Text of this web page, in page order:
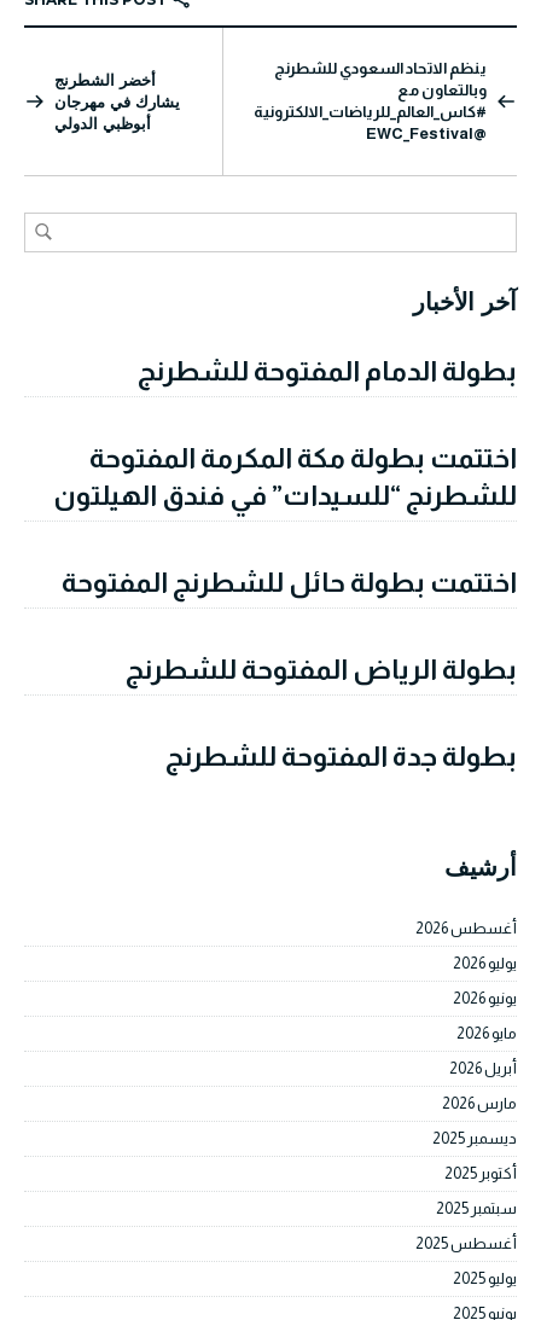
ينظم الاتحاد السعودي للشطرنج
وبالتعاون مع
#كاس_العالم_للرياضات_الالكترونية
@EWC_Festival
أخضر الشطرنج
يشارك في مهرجان
أبوظبي الدولي
آخر الأخبار
بطولة الدمام المفتوحة للشطرنج
اختتمت بطولة مكة المكرمة المفتوحة
للشطرنج “للسيدات” في فندق الهيلتون
اختتمت بطولة حائل للشطرنج المفتوحة
بطولة الرياض المفتوحة للشطرنج
بطولة جدة المفتوحة للشطرنج
أرشيف
أغسطس 2026
يوليو 2026
يونيو 2026
مايو 2026
أبريل 2026
مارس 2026
ديسمبر 2025
أكتوبر 2025
سبتمبر 2025
أغسطس 2025
يوليو 2025
يونيو 2025